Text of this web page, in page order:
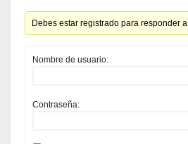
Debes estar registrado para responder
Nombre de usuario:
Contraseña: